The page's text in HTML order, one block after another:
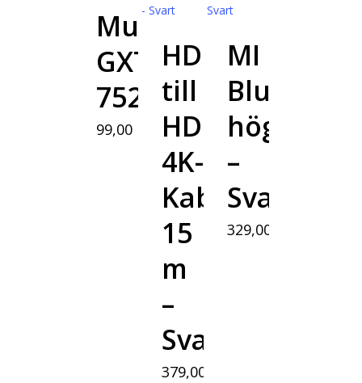
Musmatta
GXT
752
99,00
HDMI
till
HDMI
4K-
Kabel
15
m
–
Svart
379,00
MI
Bluetooth
högtalare
–
Svart
329,00